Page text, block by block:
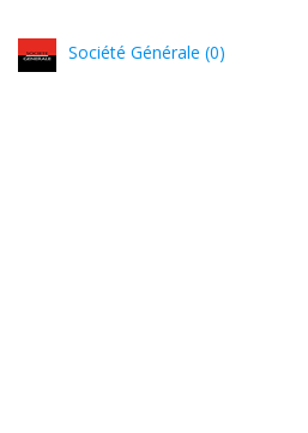
Société Générale (0)